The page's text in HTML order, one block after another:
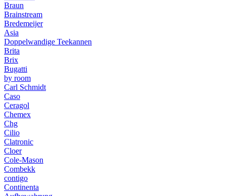
Braun
Brainstream
Bredemeijer
Asia
Doppelwandige Teekannen
Brita
Brix
Bugatti
by room
Carl Schmidt
Caso
Ceragol
Chemex
Chg
Cilio
Clatronic
Cloer
Cole-Mason
Combekk
contigo
Continenta